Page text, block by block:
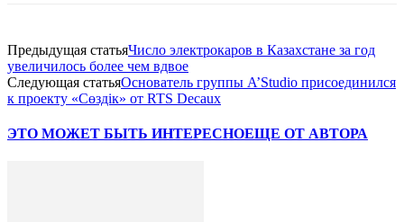
Предыдущая статьяЧисло электрокаров в Казахстане за год
увеличилось более чем вдвое
Следующая статьяОснователь группы A’Studio присоединился
к проекту «Сөздік» от RTS Decaux
ЭТО МОЖЕТ БЫТЬ ИНТЕРЕСНОЕЩЕ ОТ АВТОРА